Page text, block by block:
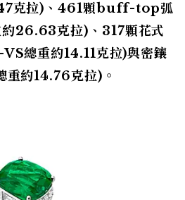
克拉)、461顆buff-top弧
約26.63克拉)、317顆花式
總重約14.11克拉)與密鑲
約14.76克拉)。